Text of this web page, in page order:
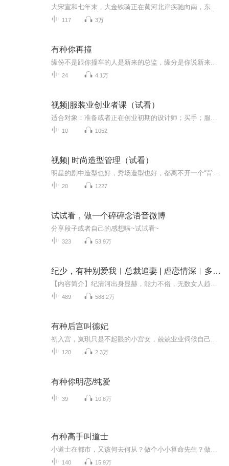
117 3万
有种你再撞
24 4.1万
视频|服装业创业者课（试看）
10 1052
视频| 时尚造型管理（试看）
20 1227
试试看，做一个碎碎念语音微博
分享段子或者自己的感想啦~试试看~
323 53.9万
纪少，有种别爱我︱总裁追妻 | 虐恋情深︱多人有声剧
489 588.2万
有种后宫叫德妃
120 2.3万
有种你明恋/纯爱
39 10.8万
有种高手叫道士
140 15.9万